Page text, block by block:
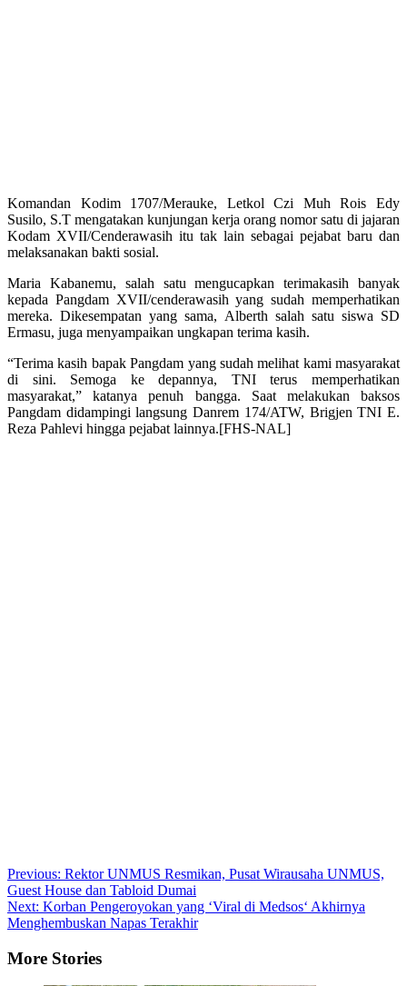
Komandan Kodim 1707/Merauke, Letkol Czi Muh Rois Edy
Susilo, S.T mengatakan kunjungan kerja orang nomor satu di jajaran
Kodam XVII/Cenderawasih itu tak lain sebagai pejabat baru dan
melaksanakan bakti sosial.
Maria Kabanemu, salah satu mengucapkan terimakasih banyak
kepada Pangdam XVII/cenderawasih yang sudah memperhatikan
mereka. Dikesempatan yang sama, Alberth salah satu siswa SD
Ermasu, juga menyampaikan ungkapan terima kasih.
“Terima kasih bapak Pangdam yang sudah melihat kami masyarakat
di sini. Semoga ke depannya, TNI terus memperhatikan
masyarakat,” katanya penuh bangga. Saat melakukan baksos
Pangdam didampingi langsung Danrem 174/ATW, Brigjen TNI E.
Reza Pahlevi hingga pejabat lainnya.[FHS-NAL]
Post
navigation
Previous: Rektor UNMUS Resmikan, Pusat Wirausaha UNMUS,
Guest House dan Tabloid Dumai
Next: Korban Pengeroyokan yang ‘Viral di Medsos‘ Akhirnya
Menghembuskan Napas Terakhir
More Stories